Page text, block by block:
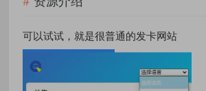
可以试试，就是很普通的发卡网站